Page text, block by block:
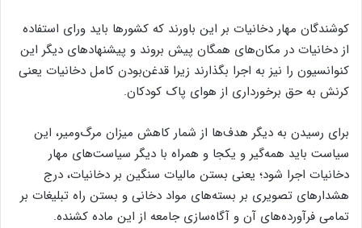
کوشندگان مهار دخانیات بر این باورند که کشور‌ها باید ورای استفاده
از دخانیات در مکان‌های همگان پیش بروند و پیشنهاد‌های دیگر این
کنوانسیون را نیز به اجرا بگذارند زیرا قدغن‌بودن کامل دخانیات یعنی
کرنش به حق برخورداری از هوای پاک کودکان.
برای رسیدن به دیگر هدف‌ها از شمار کاهش میزان مرگ‌ومیر، این
سیاست باید همه‌گیر و یکجا و همراه با دیگر سیاست‌های مهار
دخانیات اجرا شود؛ یعنی بستن مالیات‌ سنگین بر دخانیات، درج
هشدار‌های تصویری بر بسته‌های مواد دخانی و بستن راه تبلیغات بر
تمامی فرآورده‌های آن و آگاه‌سازی جامعه از این ماده کشنده.